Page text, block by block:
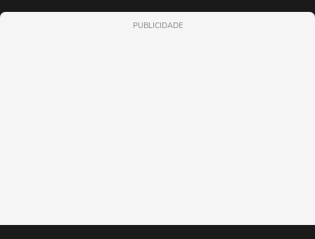
PUBLICIDADE